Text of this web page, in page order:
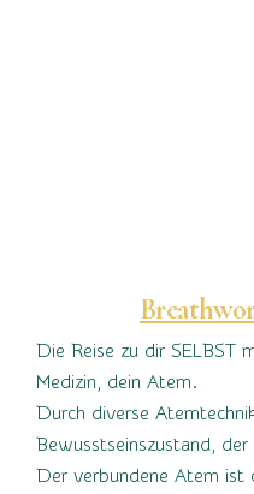
Die Reise zu dir SELBST
Medizin, dein Atem.
Durch diverse
Bewusstseinszustand,
Der verbundene Atem ist